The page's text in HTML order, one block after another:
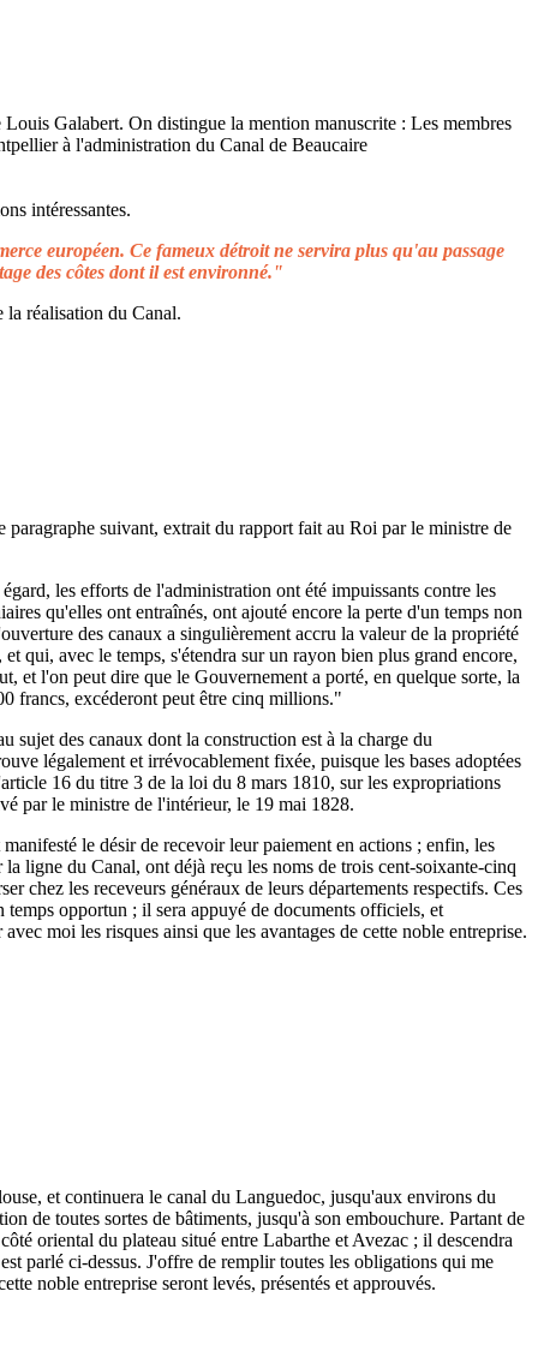
intéressantes.
européen. Ce fameux détroit ne servira plus qu'au passage
des côtes dont il est environné."
réalisation du Canal.
suivant, extrait du rapport fait au Roi par le ministre de
les efforts de l'administration ont été impuissants contre les
qu'elles ont entraînés, ont ajouté encore la perte d'un temps non
des canaux a singulièrement accru la valeur de la propriété
qui, avec le temps, s'étendra sur un rayon bien plus grand encore,
et l'on peut dire que le Gouvernement a porté, en quelque sorte, la
francs, excéderont peut être cinq millions."
sujet des canaux dont la construction est à la charge du
légalement et irrévocablement fixée, puisque les bases adoptées
16 du titre 3 de la loi du 8 mars 1810, sur les expropriations
par le ministre de l'intérieur, le 19 mai 1828.
le désir de recevoir leur paiement en actions ; enfin, les
ligne du Canal, ont déjà reçu les noms de trois cent-soixante-cinq
chez les receveurs généraux de leurs départements respectifs. Ces
temps opportun ; il sera appuyé de documents officiels, et
moi les risques ainsi que les avantages de cette noble entreprise.
et continuera le canal du Languedoc, jusqu'aux environs du
de toutes sortes de bâtiments, jusqu'à son embouchure. Partant de
oriental du plateau situé entre Labarthe et Avezac ; il descendra
parlé ci-dessus. J'offre de remplir toutes les obligations qui me
noble entreprise seront levés, présentés et approuvés.